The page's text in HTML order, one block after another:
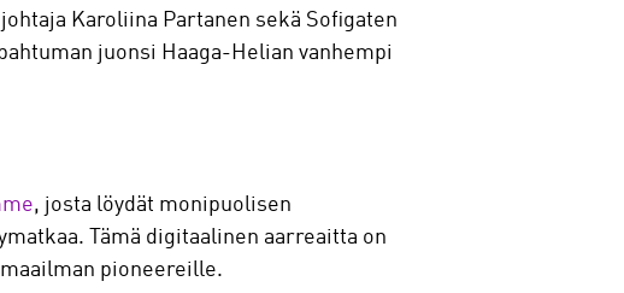
Karoliina Partanen sekä Sofigaten
juonsi Haaga-Helian vanhempi
, josta löydät monipuolisen
Tämä digitaalinen aarreaitta on
pioneereille.